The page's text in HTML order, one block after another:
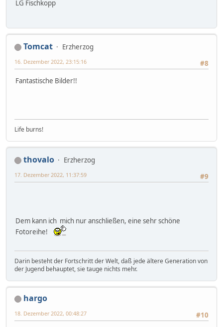
LG Fischkopp
Tomcat
Erzherzog
#8
16. Dezember 2022, 23:15:16
Fantastische Bilder!!
Life burns!
thovalo
Erzherzog
#9
17. Dezember 2022, 11:37:59
Dem kann ich mich nur anschließen, eine sehr schöne
Fotoreihe!
Darin besteht der Fortschritt der Welt, daß jede ältere Generation von
der Jugend behauptet, sie tauge nichts mehr.
hargo
#10
18. Dezember 2022, 00:48:27